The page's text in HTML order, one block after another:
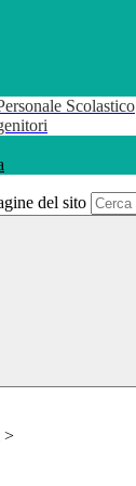
Scolastico
del sito
>